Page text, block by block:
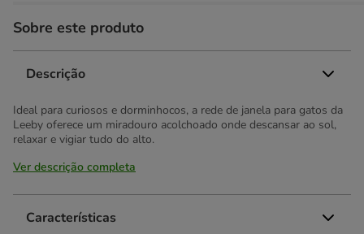
Sobre este produto
Descrição
Ideal para curiosos e dorminhocos, a rede de janela para gatos da
Leeby oferece um miradouro acolchoado onde descansar ao sol,
relaxar e vigiar tudo do alto.
Ver descrição completa
Características